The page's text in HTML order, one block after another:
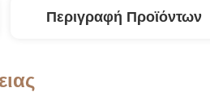
Περιγραφή Προϊόντων